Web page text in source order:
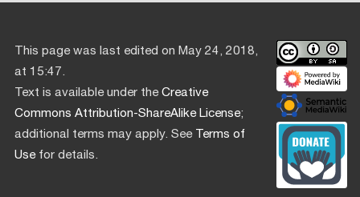
This page was last edited on May 24, 2018,
at 15:47.
Text is available under theCreative
Commons Attribution-ShareAlike License;
additional terms may apply. SeeTerms of
Usefor details.